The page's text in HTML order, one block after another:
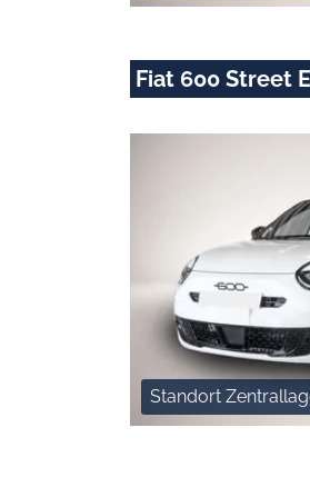
Fiat 600 Street
Standort